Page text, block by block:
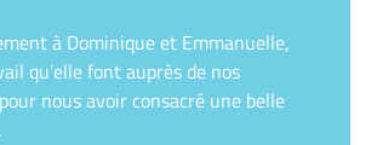
à Dominique et Emmanuelle,
qu’elle font auprès de nos
nous avoir consacré une belle